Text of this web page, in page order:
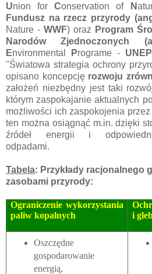
Union for Conservation ofN
Fundusz na rzecz przyrody
Nature - WWF) oraz Program
Narodów Zjednoczonych
Environmental Programe -UNEP
"Światowa strategia ochrony
opisano koncepcję rozwoju
założeń niezbędny jest taki
którym zaspokajanie aktualnych
możliwości ich zaspokojenia
ten można osiągnąć m.in. dzięki
źródeł energii i
odpadami.
Tabela: Przykłady racjonalnego
zasobami przyrody:
Ograniczenie wykorzystania
paliw kopalnych
i
Oszczędne
gospodarowanie
energią,